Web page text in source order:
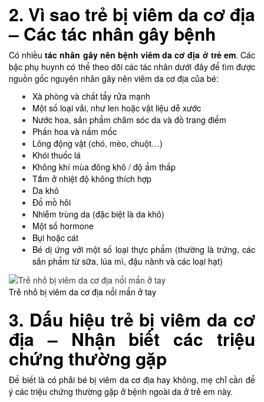
2. Vì sao trẻ bị viêm da cơ địa
– Các tác nhân gây bệnh
Có nhiềutác nhân gây nên bệnh viêm da cơ địa ở trẻ em. Các
bậc phụ huynh có thể theo dõi các tác nhân dưới đây để tìm được
nguồn gốc nguyên nhân gây nên viêm da cơ địa của bé:
Xà phòng và chất tẩy rửa mạnh
Một số loại vải, như len hoặc vật liệu dễ xước
Nước hoa, sản phẩm chăm sóc da và đồ trang điểm
Phấn hoa và nấm mốc
Lông động vật (chó, mèo, chuột…)
Khói thuốc lá
Không khí mùa đông khô / độ ẩm thấp
Tắm ở nhiệt độ không thích hợp
Da khô
Đổ mồ hôi
Nhiễm trùng da (đặc biệt là da khô)
Một số hormone
Bụi hoặc cát
Bé dị ứng với một số loại thực phẩm (thường là trứng, các
sản phẩm từ sữa, lúa mì, đậu nành và các loại hạt)
Trẻ nhỏ bị viêm da cơ địa nổi mẩn ở tay
3. Dấu hiệu trẻ bị viêm da cơ
địa – Nhận biết các triệu
chứng thường gặp
Để biết là có phải bé bị viêm da cơ địa hay không, mẹ chỉ cần để
ý các triệu chứng thường gặp ở bệnh ngoài da ở trẻ em này.